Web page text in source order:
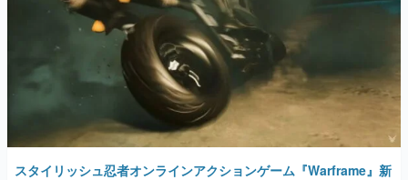
スタイリッシュ忍者オンラインアクションゲーム『Warframe』新